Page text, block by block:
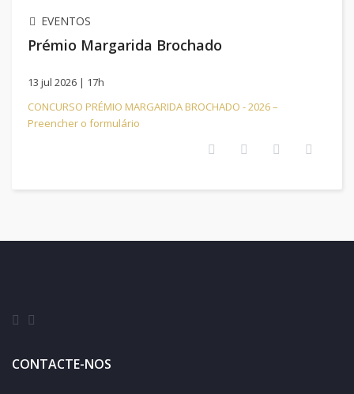
EVENTOS
Prémio Margarida Brochado
13 jul 2026 | 17h
CONCURSO PRÉMIO MARGARIDA BROCHADO - 2026 –
Preencher o formulário
CONTACTE-NOS